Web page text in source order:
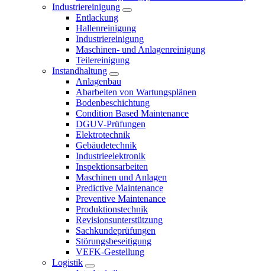
Industriereinigung
Entlackung
Hallenreinigung
Industriereinigung
Maschinen- und Anlagenreinigung
Teilereinigung
Instandhaltung
Anlagenbau
Abarbeiten von Wartungsplänen
Bodenbeschichtung
Condition Based Maintenance
DGUV-Prüfungen
Elektrotechnik
Gebäudetechnik
Industrieelektronik
Inspektionsarbeiten
Maschinen und Anlagen
Predictive Maintenance
Preventive Maintenance
Produktionstechnik
Revisionsunterstützung
Sachkundeprüfungen
Störungsbeseitigung
VEFK-Gestellung
Logistik